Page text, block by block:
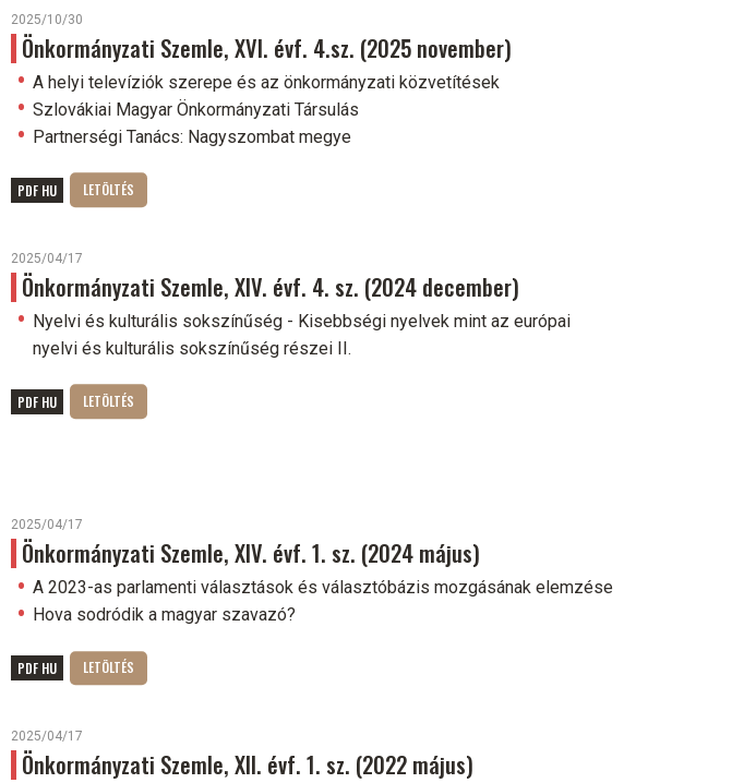
2025/10/30
Önkormányzati Szemle, XVI. évf. 4.sz. (2025 november)
A helyi televíziók szerepe és az önkormányzati közvetítések
Szlovákiai Magyar Önkormányzati Társulás
Partnerségi Tanács: Nagyszombat megye
PDF HU
2025/04/17
Önkormányzati Szemle, XIV. évf. 4. sz. (2024 december)
Nyelvi és kulturális sokszínűség - Kisebbségi nyelvek mint az európai
nyelvi és kulturális sokszínűség részei II.
PDF HU
2025/04/17
Önkormányzati Szemle, XIV. évf. 1. sz. (2024 május)
A 2023-as parlamenti választások és választóbázis mozgásának elemzése
Hova sodródik a magyar szavazó?
PDF HU
2025/04/17
Önkormányzati Szemle, XII. évf. 1. sz. (2022 május)